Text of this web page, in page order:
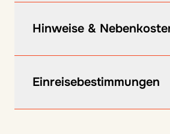
Schlanders möglich,
Hinweise &
Ortstaxe ca. 3 € pro Tag
Einreisebestimmungen